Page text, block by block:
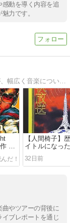
動を導く内容を追
力です。
東大大学院で心理学を学んだ「まるとん」が、幅広く音楽について発信していきます。人間椅子・エレファントカシマシの投稿が多め。音楽の聴き方についても考察しています。
–
渡
【人間椅子】
イトルになっ
てみた – アル
曲から意外な
32日前
やツアーの背後に
ブレポートを通じ